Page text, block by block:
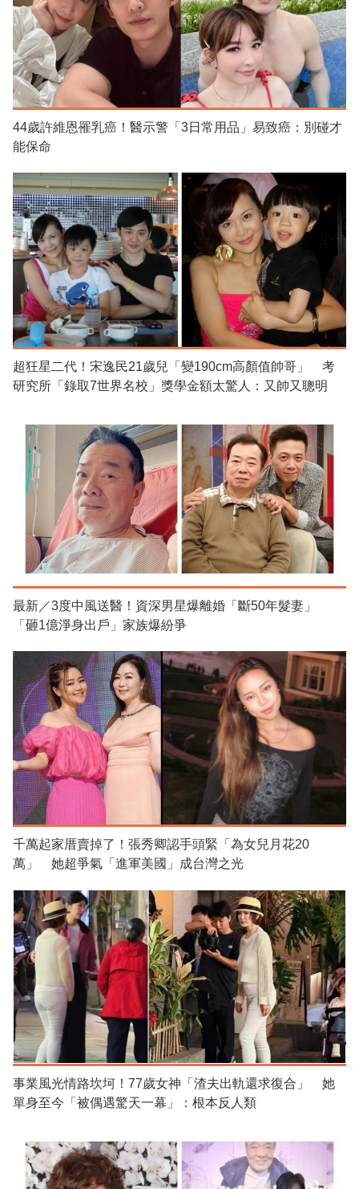
44歲許維恩罹乳癌！醫示警「3日常用品」易致癌：別碰才
能保命
超狂星二代！宋逸民21歲兒「變190cm高顏值帥哥」 考
研究所「錄取7世界名校」獎學金額太驚人：又帥又聰明
最新／3度中風送醫！資深男星爆離婚「斷50年髮妻」
「砸1億淨身出戶」家族爆紛爭
千萬起家厝賣掉了！張秀卿認手頭緊「為女兒月花20
萬」 她超爭氣「進軍美國」成台灣之光
事業風光情路坎坷！77歲女神「渣夫出軌還求復合」 她
單身至今「被偶遇驚天一幕」：根本反人類